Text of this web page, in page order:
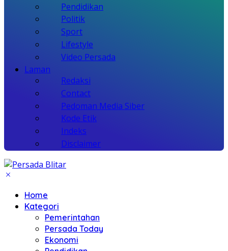
Pendidikan
Politik
Sport
Lifestyle
Video Persada
Laman
Redaksi
Contact
Pedoman Media Siber
Kode Etik
Indeks
Disclaimer
Home
Kategori
Pemerintahan
Persada Today
Ekonomi